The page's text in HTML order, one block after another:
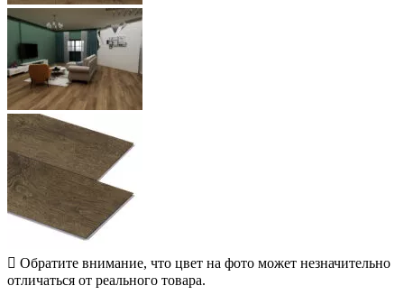
Обратите внимание, что цвет на фото может незначительно
отличаться от реального товара.